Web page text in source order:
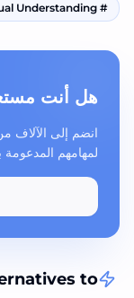
#
Understanding
هل أنت
انضم إلى الآلاف
لمهامهم المدعومة
to